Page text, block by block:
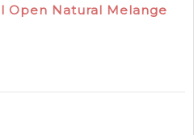
Open Natural Melange